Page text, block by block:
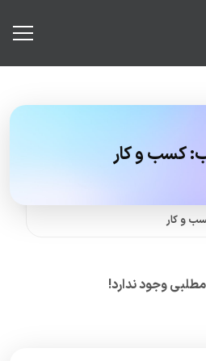
کسب و کار
و کار
وجود ندارد!